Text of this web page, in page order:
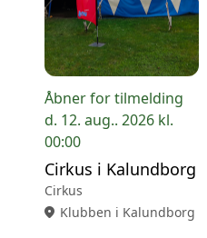
Åbner for tilmelding
d. 12. aug.. 2026 kl.
00:00
Cirkus i Kalundborg
Cirkus
location_on Klubben i Kalundborg